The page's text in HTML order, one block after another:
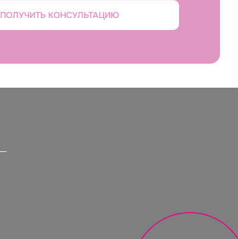
ПОЛУЧИТЬ КОНСУЛЬТАЦИЮ